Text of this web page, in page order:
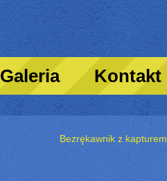
Galeria Kontakt
Bezrękawnik z kapturem